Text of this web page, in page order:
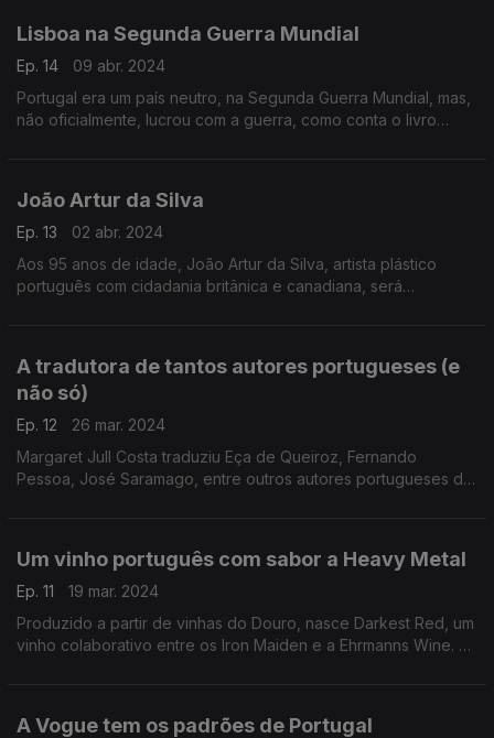
Lisboa na Segunda Guerra Mundial
Ep. 14
09 abr. 2024
Portugal era um país neutro, na Segunda Guerra Mundial, mas,
não oficialmente, lucrou com a guerra, como conta o livro
João Artur da Silva
Ep. 13
02 abr. 2024
Aos 95 anos de idade, João Artur da Silva, artista plástico
português com cidadania britânica e canadiana, será
A tradutora de tantos autores portugueses (e
não só)
Ep. 12
26 mar. 2024
Margaret Jull Costa traduziu Eça de Queiroz, Fernando
Pessoa, José Saramago, entre outros autores portugueses do
Um vinho português com sabor a Heavy Metal
Ep. 11
19 mar. 2024
Produzido a partir de vinhas do Douro, nasce Darkest Red, um
vinho colaborativo entre os Iron Maiden e a Ehrmanns Wine. O
A Vogue tem os padrões de Portugal